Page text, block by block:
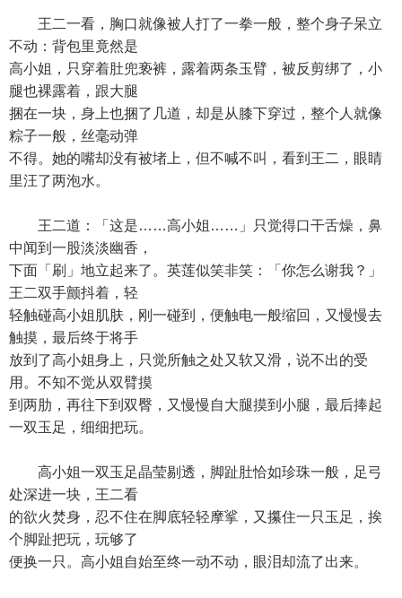
王二一看，胸口就像被人打了一拳一般，整个身子呆立
不动：背包里竟然是
高小姐，只穿着肚兜亵裤，露着两条玉臂，被反剪绑了，小
腿也裸露着，跟大腿
捆在一块，身上也捆了几道，却是从膝下穿过，整个人就像
粽子一般，丝毫动弹
不得。她的嘴却没有被堵上，但不喊不叫，看到王二，眼睛
里汪了两泡水。
王二道：「这是……高小姐……」只觉得口干舌燥，鼻
中闻到一股淡淡幽香，
下面「刷」地立起来了。英莲似笑非笑：「你怎么谢我？」
王二双手颤抖着，轻
轻触碰高小姐肌肤，刚一碰到，便触电一般缩回，又慢慢去
触摸，最后终于将手
放到了高小姐身上，只觉所触之处又软又滑，说不出的受
用。不知不觉从双臂摸
到两肋，再往下到双臀，又慢慢自大腿摸到小腿，最后捧起
一双玉足，细细把玩。
高小姐一双玉足晶莹剔透，脚趾肚恰如珍珠一般，足弓
处深进一块，王二看
的欲火焚身，忍不住在脚底轻轻摩挲，又攥住一只玉足，挨
个脚趾把玩，玩够了
便换一只。高小姐自始至终一动不动，眼泪却流了出来。